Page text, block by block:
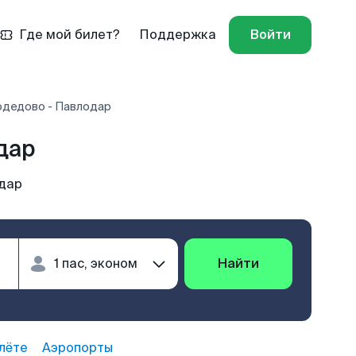
Где мой билет? Поддержка Войти
- Павлодар
Найти
Аэропорты